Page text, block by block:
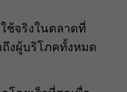
ช้จริงในตลาดที่
ถึงผู้บริโภคทั้งหมด